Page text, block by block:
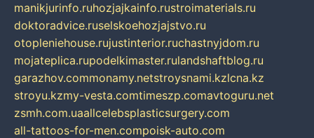
manikjurinfo.ruhozjajkainfo.rustroimaterials.ru
doktoradvice.ruselskoehozjajstvo.ru
otopleniehouse.rujustinterior.ruchastnyjdom.ru
mojateplica.rupodelkimaster.rulandshaftblog.ru
garazhov.commonamy.netstroysnami.kzlcna.kz
stroyu.kzmy-vesta.comtimeszp.comavtoguru.net
zsmh.com.uaallcelebsplasticsurgery.com
all-tattoos-for-men.compoisk-auto.com